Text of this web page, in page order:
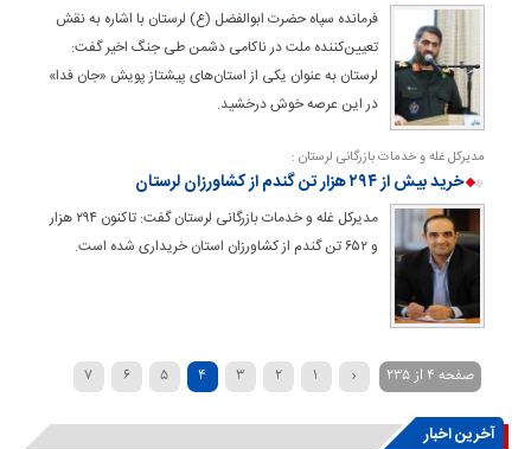
فرمانده سپاه حضرت ابوالفضل (ع) لرستان با اشاره به نقش
تعیین‌کننده ملت در ناکامی دشمن طی جنگ اخیر گفت:
لرستان به عنوان یکی از استان‌های پیشتاز پویش «جان فدا»
در این عرصه خوش درخشید.
مدیرکل غله و خدمات بازرگانی لرستان :
خرید بیش از ۲۹۴ هزار تن گندم از کشاورزان لرستان
مدیرکل غله و خدمات بازرگانی لرستان گفت: تاکنون ۲۹۴ هزار
و ۶۵۲ تن گندم از کشاورزان استان خریداری شده است.
صفحه ۴ از ۲۳۵ ‹ ۱ ۲ ۳ ۴ ۵ ۶
۷
۸
۹ ۱۰ › ۲۰ ۳۰ ۴۰
...
آخرین اخبار